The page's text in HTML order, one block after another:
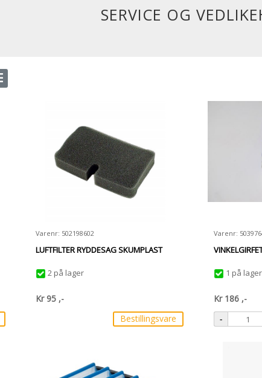
SERVICE OG
Varenr: 502198602
LUFTFILTER RYDDESAG SKUMPLAST
2 på lager
Kr 95 ,-
Bestillingsvare
Varenr:
1 på lager
Kr 186 ,-